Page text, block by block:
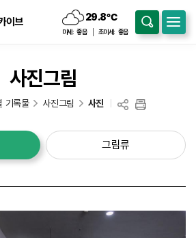
29.8℃
흐림
미세: 좋음 초미세: 좋음
사진그림
기록물 사진그림 사진
그림류